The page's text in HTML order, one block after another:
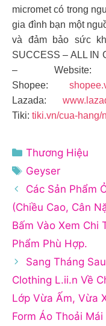
micromet có trong
gia đình bạn một
và đảm bảo sức
SUCCESS – ALL IN
–
Shopee:
Lazada:
Tiki: tiki.vn/cua-hang/
Danh
mục
Thương Hiệu
Thẻ
Geyser
Các Sản Phẩm
(Chiều Cao, Cân
Bấm Vào Xem Chi
Phẩm Phù Hợp.
Sang Tháng
Clothing L.ii.n Về
Lớp Vừa Ấm, Vừa
Form Áo Thoải